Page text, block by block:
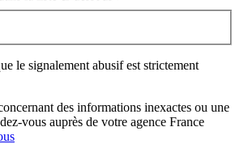
le signalement abusif est strictement
des informations inexactes ou une
vous auprès de votre agence France